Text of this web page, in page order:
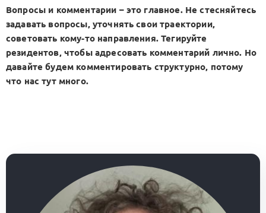
Вопросы и комментарии – это главное. Не стесняйтесь
задавать вопросы, уточнять свои траектории,
советовать кому-то направления. Тегируйте
резидентов, чтобы адресовать комментарий лично. Но
давайте будем комментировать структурно, потому
что нас тут много.